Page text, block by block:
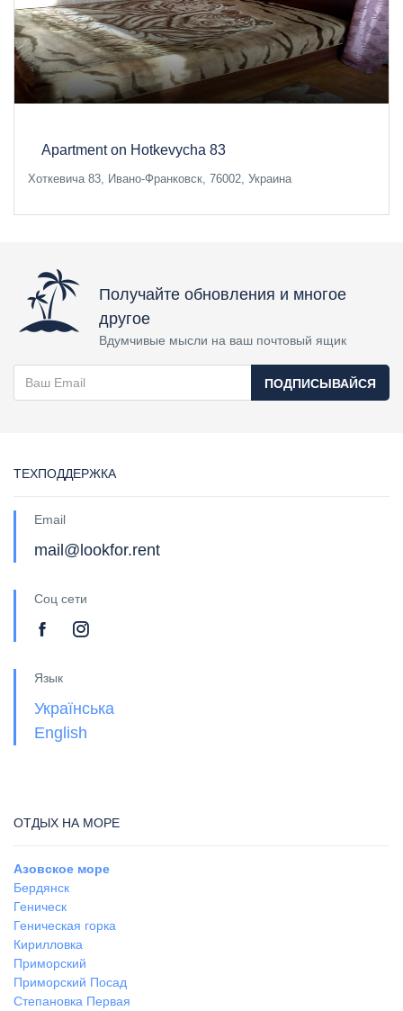
Apartment on Hotkevycha 83
Хоткевича 83, Ивано-Франковск, 76002, Украина
Получайте обновления и многое
другое
Вдумчивые мысли на ваш почтовый ящик
ПОДПИСЫВАЙСЯ
ТЕХПОДДЕРЖКА
Email
mail@lookfor.rent
Соц сети
Язык
Українська
English
ОТДЫХ НА МОРЕ
Азовское море
Бердянск
Геническ
Геническая горка
Кирилловка
Приморский
Приморский Посад
Степановка Первая